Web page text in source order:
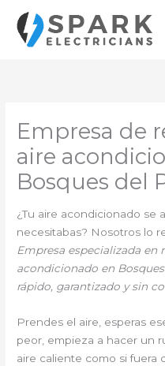
contenido
Empresa de
aire
Bosques del
¿Tu aire acondicionado se
necesitabas? Nosotros lo
Empresa especializada en
acondicionado en
rápido, garantizado y sin
Prendes el aire, esperas
peor, empieza a hacer un
aire caliente como si fuera